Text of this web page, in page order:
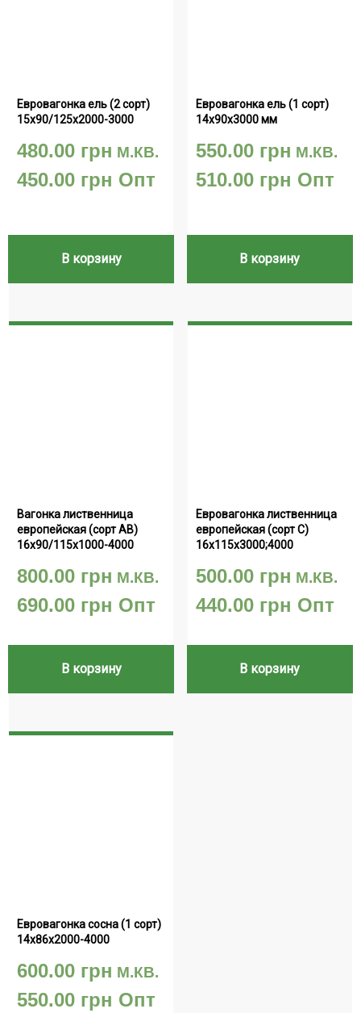
Евровагонка ель (2 сорт)
15х90/125х2000-3000
480.00 грн М.КВ.
450.00 грн Опт
В корзину
Евровагонка ель (1 сорт)
14х90х3000 мм
550.00 грн М.КВ.
510.00 грн Опт
В корзину
Вагонка лиственница
европейская (сорт АВ)
16х90/115х1000-4000
800.00 грн М.КВ.
690.00 грн Опт
В корзину
Евровагонка лиственница
европейская (сорт С)
16х115х3000;4000
500.00 грн М.КВ.
440.00 грн Опт
В корзину
Евровагонка сосна (1 сорт)
14х86х2000-4000
600.00 грн М.КВ.
550.00 грн Опт